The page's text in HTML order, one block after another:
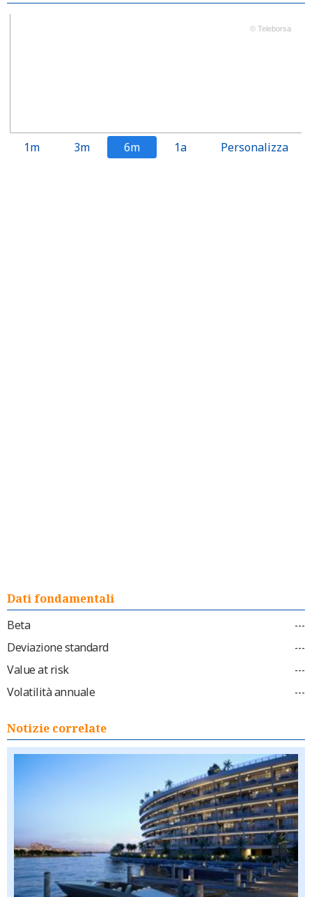
© Teleborsa
1m 3m 6m 1a Personalizza
Dati fondamentali
Beta
---
Deviazione standard ---
Value at risk ---
Volatilità annuale ---
Notizie correlate